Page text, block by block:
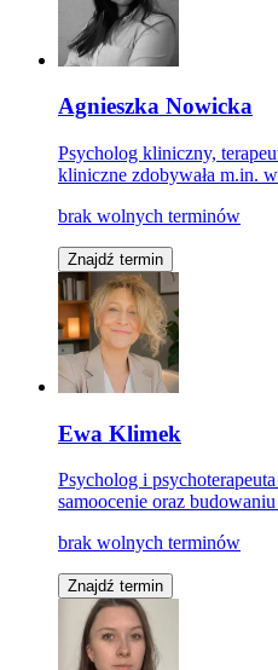
Agnieszka Nowicka
Psycholog kliniczny,
kliniczne zdobywała m.in.
brak wolnych terminów
Znajdź termin
Ewa Klimek
Psycholog i
samoocenie oraz
brak wolnych terminów
Znajdź termin